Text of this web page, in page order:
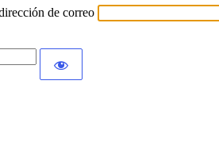
de correo